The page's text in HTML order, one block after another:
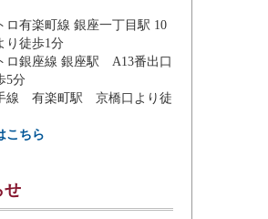
ロ有楽町線 銀座一丁目駅 10
り徒歩1分
ロ銀座線 銀座駅 A13番出口
5分
線 有楽町駅 京橋口より徒
こちら
せ